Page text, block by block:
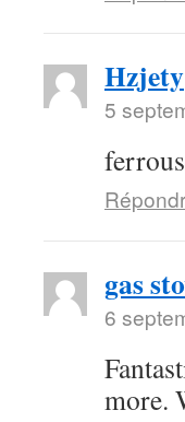
Hzjety
5
gas
6
more.